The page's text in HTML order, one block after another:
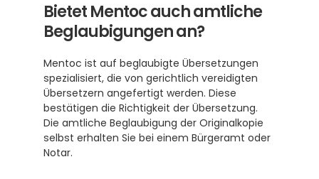
Bietet Mentoc auch amtliche
Beglaubigungen an?
Mentoc ist auf beglaubigte Übersetzungen
spezialisiert, die von gerichtlich vereidigten
Übersetzern angefertigt werden. Diese
bestätigen die Richtigkeit der Übersetzung.
Die amtliche Beglaubigung der Originalkopie
selbst erhalten Sie bei einem Bürgeramt oder
Notar.